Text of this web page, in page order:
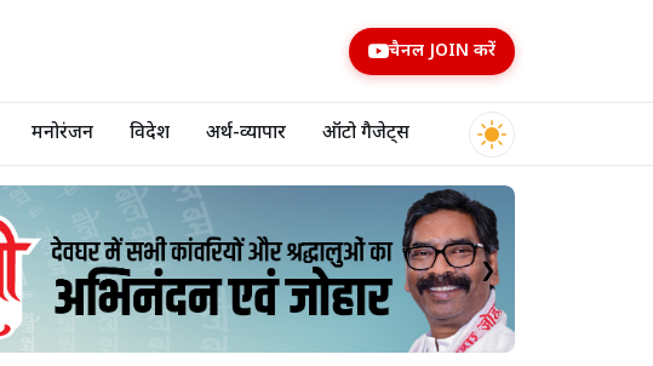
चैनल JOIN करें
मनोरंजन विदेश अर्थ-व्यापार ऑटो गैजेट्स
❯